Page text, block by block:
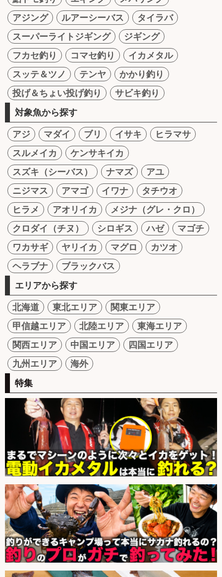
アジング
ルアーシーバス
タイラバ
スーパーライトジギング
ジギング
フカセ釣り
コマセ釣り
イカメタル
スッテ＆ツノ
テンヤ
かかり釣り
投げ＆ちょい投げ釣り
サビキ釣り
対象魚から探す
アジ マダイ ブリ イサキ
ヒラマサ
スルメイカ
ケンサキイカ
スズキ（シーバス）
ナマズ
アユ
ニジマス
アマゴ イワナ
タチウオ
ヒラメ
アオリイカ
メジナ（グレ・クロ）
クロダイ（チヌ）
シロギス ハゼ
マゴチ
ワカサギ
ヤリイカ マグロ
カツオ
ヘラブナ
ブラックバス
エリアから探す
北海道 東北エリア
関東エリア
甲信越エリア
北陸エリア
東海エリア
関西エリア
中国エリア
四国エリア
九州エリア
海外
特集